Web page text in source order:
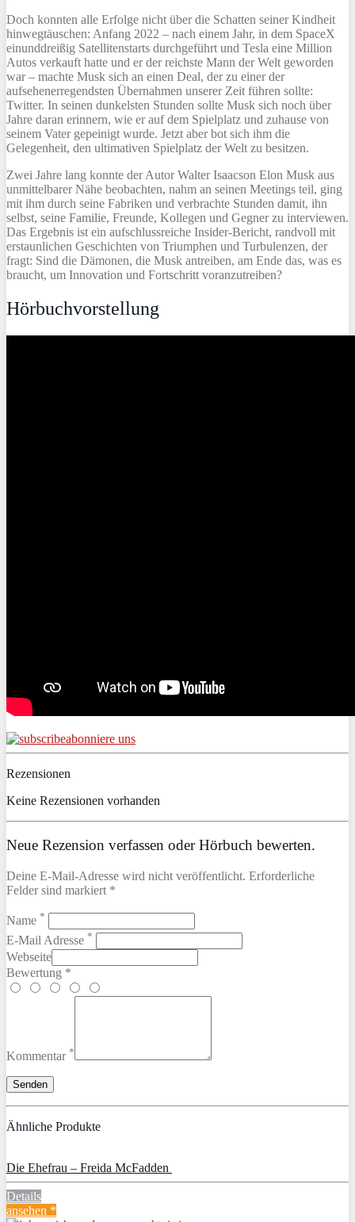
Doch konnten alle Erfolge nicht über die Schatten seiner Kindheit
hinwegtäuschen: Anfang 2022 – nach einem Jahr, in dem SpaceX
einunddreißig Satellitenstarts durchgeführt und Tesla eine Million
Autos verkauft hatte und er der reichste Mann der Welt geworden
war – machte Musk sich an einen Deal, der zu einer der
aufsehenerregendsten Übernahmen unserer Zeit führen sollte:
Twitter. In seinen dunkelsten Stunden sollte Musk sich noch über
Jahre daran erinnern, wie er auf dem Spielplatz und zuhause von
seinem Vater gepeinigt wurde. Jetzt aber bot sich ihm die
Gelegenheit, den ultimativen Spielplatz der Welt zu besitzen.
Zwei Jahre lang konnte der Autor Walter Isaacson Elon Musk aus
unmittelbarer Nähe beobachten, nahm an seinen Meetings teil, ging
mit ihm durch seine Fabriken und verbrachte Stunden damit, ihn
selbst, seine Familie, Freunde, Kollegen und Gegner zu interviewen.
Das Ergebnis ist ein aufschlussreiche Insider-Bericht, randvoll mit
erstaunlichen Geschichten von Triumphen und Turbulenzen, der
fragt: Sind die Dämonen, die Musk antreiben, am Ende das, was es
braucht, um Innovation und Fortschritt voranzutreiben?
Hörbuchvorstellung
abonniere uns
Rezensionen
Keine Rezensionen vorhanden
Neue Rezension verfassen oder Hörbuch bewerten.
Deine E-Mail-Adresse wird nicht veröffentlicht. Erforderliche
Felder sind markiert *
Name *
E-Mail Adresse *
Webseite
Bewertung *
Kommentar *
Ähnliche Produkte
Die Ehefrau – Freida McFadden
Details
ansehen *